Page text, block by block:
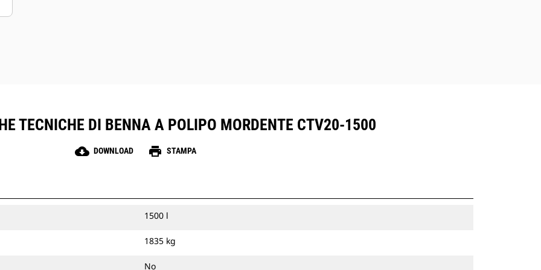
TECNICHE DI BENNA A POLIPO MORDENTE CTV20-1500
cloud_download DOWNLOAD print STAMPA
1500 l
1835 kg
No